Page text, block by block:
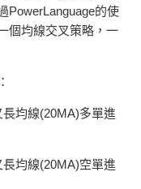
PowerLanguage的使
個均線交叉策略，一
長均線(20MA)多單進
長均線(20MA)空單進